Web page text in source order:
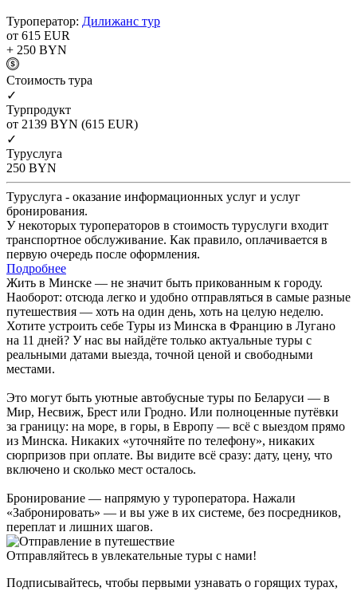
Туроператор: Дилижанс тур
от 615 EUR
+ 250 BYN
Cтоимость тура
✓
Турпродукт
от 2139 BYN (615 EUR)
✓
Туруслуга
250 BYN
Туруслуга - оказание информационных услуг и услуг
бронирования.
У некоторых туроператоров в стоимость туруслуги входит
транспортное обслуживание. Как правило, оплачивается в
первую очередь после оформления.
Подробнее
Жить в Минске — не значит быть прикованным к городу.
Наоборот: отсюда легко и удобно отправляться в самые разные
путешествия — хоть на один день, хоть на целую неделю.
Хотите устроить себе Туры из Минска в Францию в Лугано
на 11 дней? У нас вы найдёте только актуальные туры с
реальными датами выезда, точной ценой и свободными
местами.
Это могут быть уютные автобусные туры по Беларуси — в
Мир, Несвиж, Брест или Гродно. Или полноценные путёвки
за границу: на море, в горы, в Европу — всё с выездом прямо
из Минска. Никаких «уточняйте по телефону», никаких
сюрпризов при оплате. Вы видите всё сразу: дату, цену, что
включено и сколько мест осталось.
Бронирование — напрямую у туроператора. Нажали
«Забронировать» — и вы уже в их системе, без посредников,
переплат и лишних шагов.
Отправляйтесь в увлекательные туры с нами!
Подписывайтесь, чтобы первыми узнавать о горящих турах,